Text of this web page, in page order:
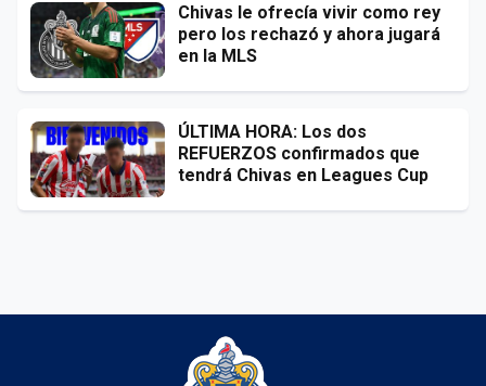
Chivas le ofrecía vivir como rey
pero los rechazó y ahora jugará
en la MLS
ÚLTIMA HORA: Los dos
REFUERZOS confirmados que
tendrá Chivas en Leagues Cup